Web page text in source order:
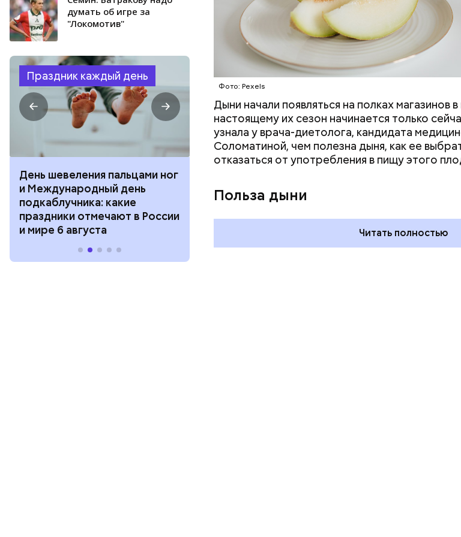
думать об игре за
"Локомотив"
Праздник каждый день
День разглядывания
горизонта и День пьяного
курсанта: какие праздники
отмечают в России и мире 5
августа
День шампанского: какие
праздники отмечают в России
и мире 4 августа
августа
Фото: Pexels
Дыни начали появляться на полках магазинов
настоящему их сезон начинается только
узнала у врача-диетолога, кандидата
Соломатиной, чем полезна дыня, как ее
отказаться от употребления в пищу этого
Польза дыни
Читать полностью